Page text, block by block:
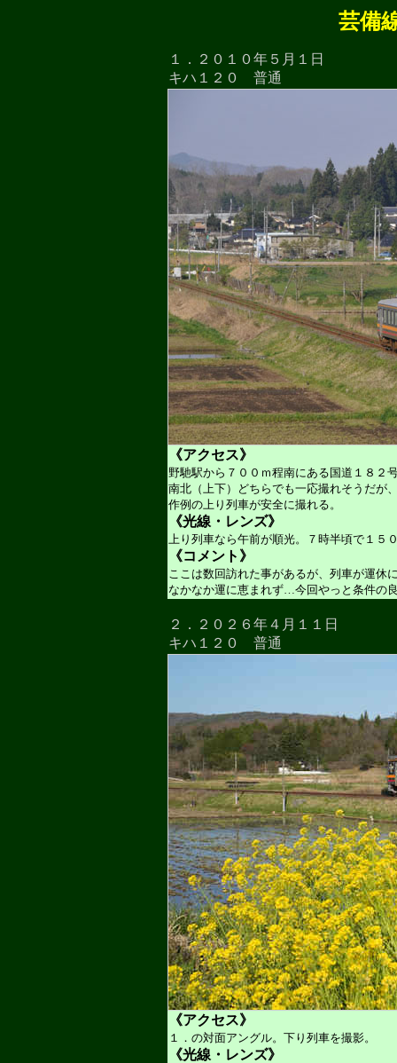
芸備
１．２０１０年５月１日
キハ１２０ 普通
《アクセス》
野馳駅から７００ｍ程南にある国道１８２
南北（上下）どちらでも一応撮れそうだが
作例の上り列車が安全に撮れる。
《光線・レンズ》
上り列車なら午前が順光。７時半頃で１５
《コメント》
ここは数回訪れた事があるが、列車が運休
なかなか運に恵まれず…今回やっと条件の
２．２０２６年４月１１日
キハ１２０ 普通
《アクセス》
１．の対面アングル。下り列車を撮影。
《光線・レンズ》